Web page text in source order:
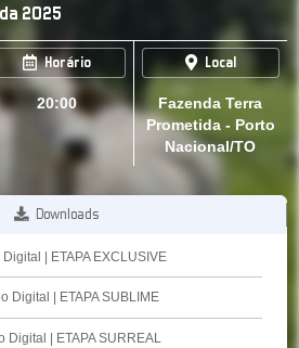
2025
Horário
20:00
Local
Fazenda Terra
Prometida - Porto
Nacional/TO
Downloads
| ETAPA EXCLUSIVE
Digital | ETAPA SUBLIME
Digital | ETAPA SURREAL